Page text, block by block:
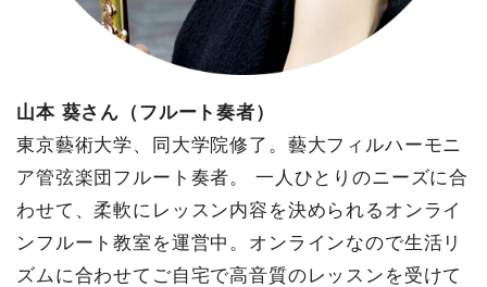
山本 葵さん（フルート奏者）
東京藝術大学、同大学院修了。藝大フィルハーモニ
ア管弦楽団フルート奏者。 一人ひとりのニーズに合
わせて、柔軟にレッスン内容を決められるオンライ
ンフルート教室を運営中。オンラインなので生活リ
ズムに合わせてご自宅で高音質のレッスンを受けて